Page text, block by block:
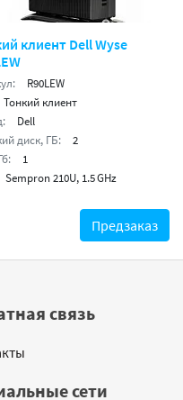
клиент Dell Wyse
R90LEW
Тонкий клиент
Dell
диск, ГБ:
2
1
Sempron 210U, 1.5 GHz
Предзаказ
связь
сети